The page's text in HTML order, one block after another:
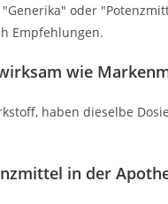
oder
Empfehlungen.
wie
haben dieselbe
in der